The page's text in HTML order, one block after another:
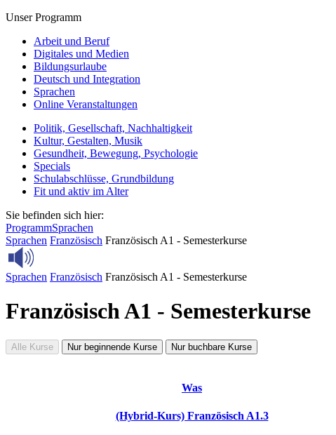
Unser Programm
Arbeit und Beruf
Digitales und Medien
Bildungsurlaube
Deutsch und Integration
Sprachen
Online Veranstaltungen
Politik, Gesellschaft, Nachhaltigkeit
Kultur, Gestalten, Musik
Gesundheit, Bewegung, Psychologie
Specials
Schulabschlüsse, Grundbildung
Fit und aktiv im Alter
Sie befinden sich hier:
ProgrammSprachen
Sprachen Französisch Französisch A1 - Semesterkurse
Sprachen Französisch Französisch A1 - Semesterkurse
Französisch A1 - Semesterkurse
Alle Kurse Nur beginnende Kurse Nur buchbare Kurse
Was
(Hybrid-Kurs) Französisch A1.3